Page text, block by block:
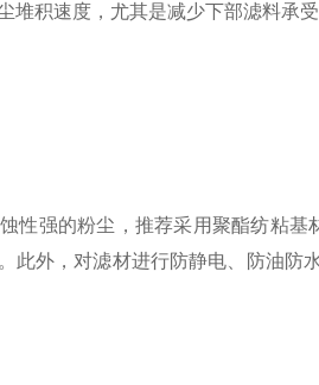
积速度，尤其是减少下部滤料承
强的粉尘，推荐采用聚酯纺粘基
此外，对滤材进行防静电、防油防